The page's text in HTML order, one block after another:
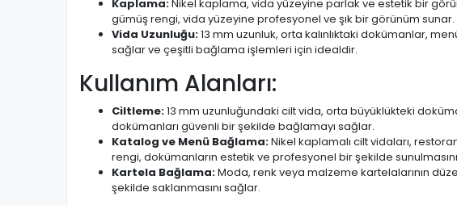
Kaplama:Nikel kaplama, vida yüzeyine parlak ve estetik bir
gümüş rengi, vida yüzeyine profesyonel ve şık bir görünüm sunar.
Vida Uzunluğu:13 mm uzunluk, orta kalınlıktaki dokümanlar,
sağlar ve çeşitli bağlama işlemleri için idealdir.
Kullanım Alanları:
Ciltleme:13 mm uzunluğundaki cilt vida, orta büyüklükteki
dokümanları güvenli bir şekilde bağlamayı sağlar.
Katalog ve Menü Bağlama:Nikel kaplamalı cilt vidaları,
rengi, dokümanların estetik ve profesyonel bir şekilde
Kartela Bağlama:Moda, renk veya malzeme kartelalarının
şekilde saklanmasını sağlar.